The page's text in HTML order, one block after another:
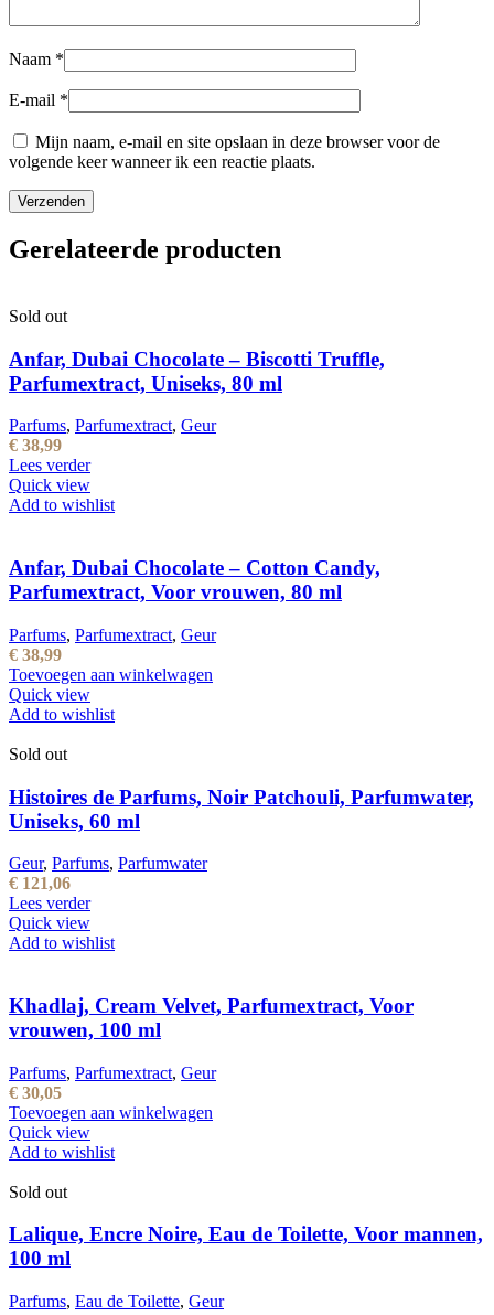
Naam *
E-mail *
Mijn naam, e-mail en site opslaan in deze browser voor de
volgende keer wanneer ik een reactie plaats.
Gerelateerde producten
Sold out
Anfar, Dubai Chocolate – Biscotti Truffle,
Parfumextract, Uniseks, 80 ml
Parfums, Parfumextract, Geur
€ 38,99
Lees verder
Quick view
Add to wishlist
Anfar, Dubai Chocolate – Cotton Candy,
Parfumextract, Voor vrouwen, 80 ml
Parfums, Parfumextract, Geur
€ 38,99
Toevoegen aan winkelwagen
Quick view
Add to wishlist
Sold out
Histoires de Parfums, Noir Patchouli, Parfumwater,
Uniseks, 60 ml
Geur, Parfums, Parfumwater
€ 121,06
Lees verder
Quick view
Add to wishlist
Khadlaj, Cream Velvet, Parfumextract, Voor
vrouwen, 100 ml
Parfums, Parfumextract, Geur
€ 30,05
Toevoegen aan winkelwagen
Quick view
Add to wishlist
Sold out
Lalique, Encre Noire, Eau de Toilette, Voor mannen,
100 ml
Parfums, Eau de Toilette, Geur